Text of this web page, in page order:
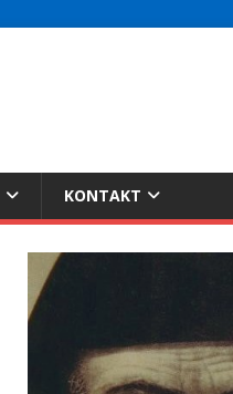
KONTAKT